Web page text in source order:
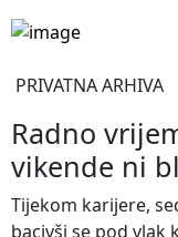
PRIVATNA ARHIVA
Radno
vikende ni
Tijekom karijere,
bacivši se pod vlak